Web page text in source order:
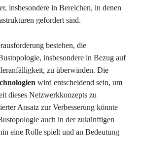
insbesondere in Bereichen, in denen
gefordert sind.
bestehen, die
insbesondere in Bezug auf
zu überwinden. Die
wird entscheidend sein, um
dieses Netzwerkkonzepts zu
Ansatz zur Verbesserung könnte
auch in der zukünftigen
eine Rolle spielt und an Bedeutung